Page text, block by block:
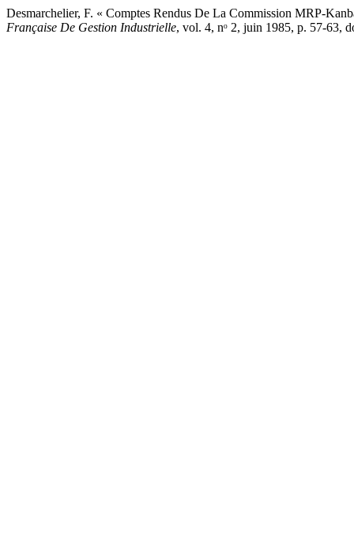
Desmarchelier, F. « Comptes Rendus De La Commission MRP-
Française De Gestion Industrielle, vol. 4, nᵒ 2, juin 1985, p. 57-63,